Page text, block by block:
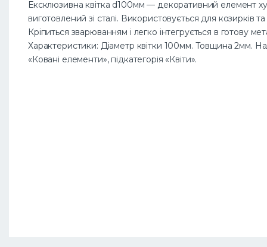
Ексклюзивна квітка d100мм — декоративний елемент
виготовлений зі сталі. Використовується для козирків та
Кріпиться зварюванням і легко інтегрується в готову
Характеристики: Діаметр квітки 100мм. Товщина 2мм.
«Ковані елементи», підкатегорія «Квіти».